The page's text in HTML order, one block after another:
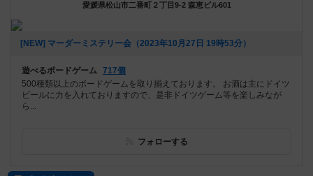
愛媛県松山市二番町２丁目9-2 森恵ビル601
[NEW] マーダーミステリー会（2023年10月27日 19時53分）
遊べるボードゲーム 717個
500種類以上のボードゲームを取り揃えております。 お酒は主にドイツ
ビールに力を入れておりますので、是非ドイツゲーム等を楽しみなが
ら...
フォローする